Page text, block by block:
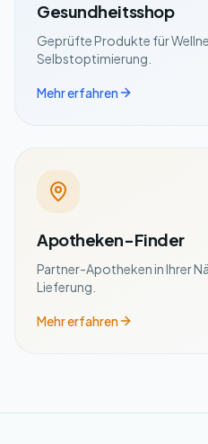
Gesundheitsshop
Geprüfte Produkte für
Selbstoptimierung.
Mehr erfahren
Apotheken-Finder
Partner-Apotheken in Ihrer
Lieferung.
Mehr erfahren